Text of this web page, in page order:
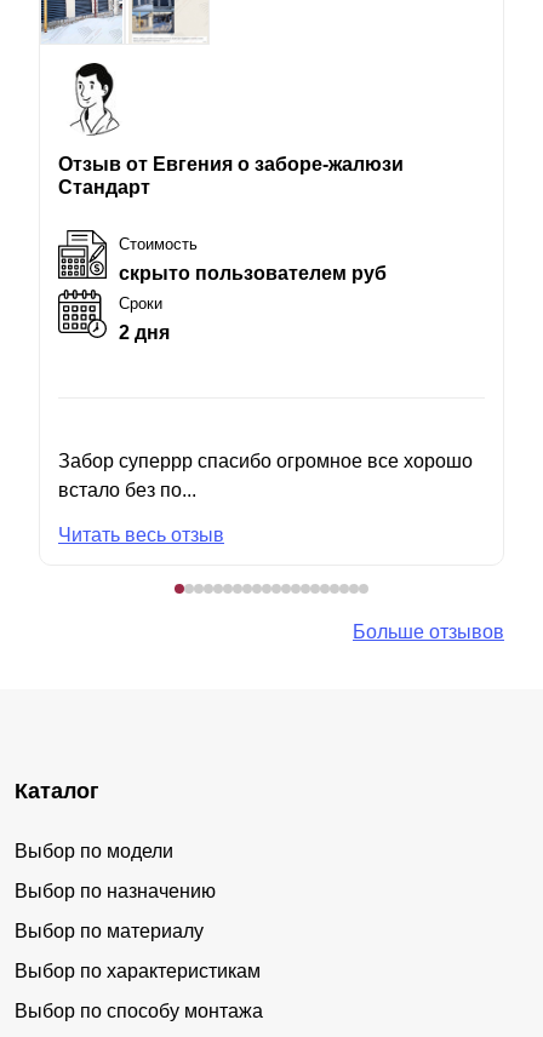
Отзыв от Евгения о заборе-жалюзи
Стандарт
Стоимость
скрыто пользователем руб
Сроки
2 дня
Забор суперрр спасибо огромное все хорошо
встало без по...
Читать весь отзыв
Больше отзывов
Каталог
Выбор по модели
Выбор по назначению
Выбор по материалу
Выбор по характеристикам
Выбор по способу монтажа